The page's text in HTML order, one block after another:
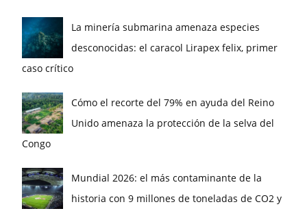
La minería submarina amenaza especies
desconocidas: el caracol Lirapex felix, primer
caso crítico
Cómo el recorte del 79% en ayuda del Reino
Unido amenaza la protección de la selva del
Congo
Mundial 2026: el más contaminante de la
historia con 9 millones de toneladas de CO2 y